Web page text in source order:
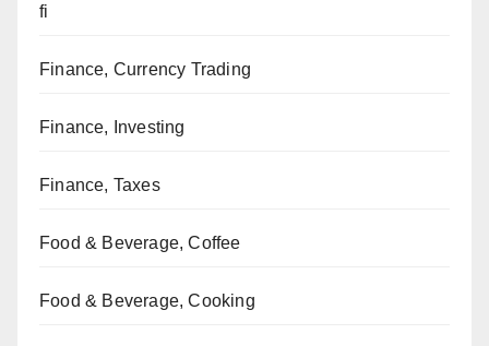
fi
Finance, Currency Trading
Finance, Investing
Finance, Taxes
Food & Beverage, Coffee
Food & Beverage, Cooking